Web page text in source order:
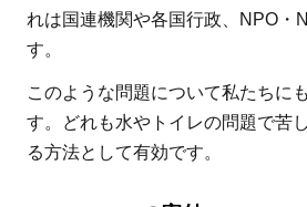
れは国連機関や各国行政、NPO・
す。
このような問題について私たちに
す。どれも水やトイレの問題で苦
る方法として有効です。